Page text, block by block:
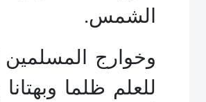
الشمس.
وخوارج المسلمين
للعلم ظلما وبهتانا